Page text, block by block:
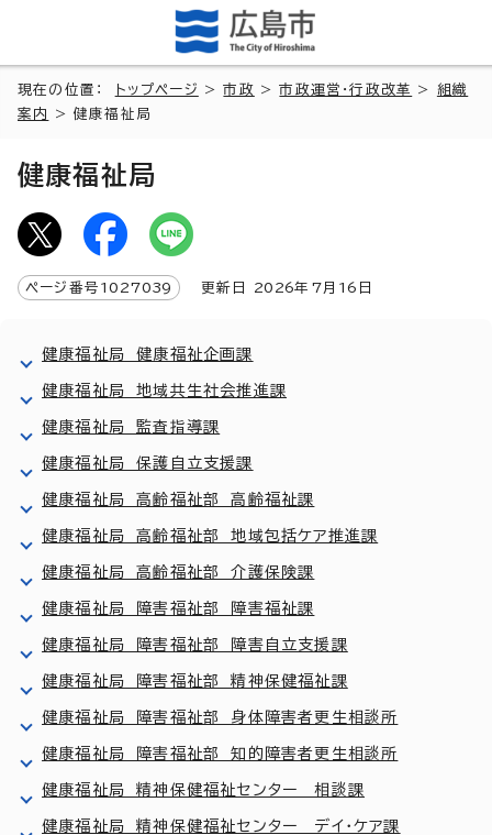
現在の位置： トップページ >市政 >市政運営・行政改革 > 組織
案内
> 健康福祉局
健康福祉局
ページ番号 1027039 更新日 2026年7月 16 日
健康福祉局 健康福祉企画課
健康福祉局 地域共生社会推進課
健康福祉局 監査指導課
健康福祉局 保護自立支援課
健康福祉局 高齢福祉部 高齢福祉課
健康福祉局 高齢福祉部 地域包括ケア推進課
健康福祉局 高齢福祉部 介護保険課
健康福祉局 障害福祉部 障害福祉課
健康福祉局 障害福祉部 障害自立支援課
健康福祉局 障害福祉部 精神保健福祉課
健康福祉局 障害福祉部 身体障害者更生相談所
健康福祉局 障害福祉部 知的障害者更生相談所
健康福祉局 精神保健福祉センター 相談課
健康福祉局 精神保健福祉センター デイ・ケア課